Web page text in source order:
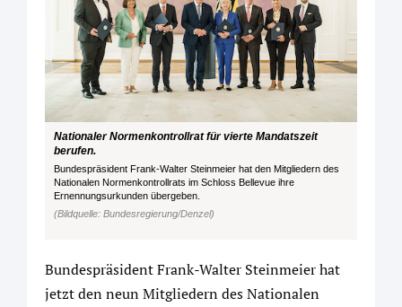
Nationaler Normenkontrollrat für vierte Mandatszeit
berufen.
Bundespräsident Frank-Walter Steinmeier hat den Mitgliedern des
Nationalen Normenkontrollrats im Schloss Bellevue ihre
Ernennungsurkunden übergeben.
(Bildquelle: Bundesregierung/Denzel)
Bundespräsident Frank-Walter Steinmeier hat
jetzt den neun Mitgliedern des Nationalen